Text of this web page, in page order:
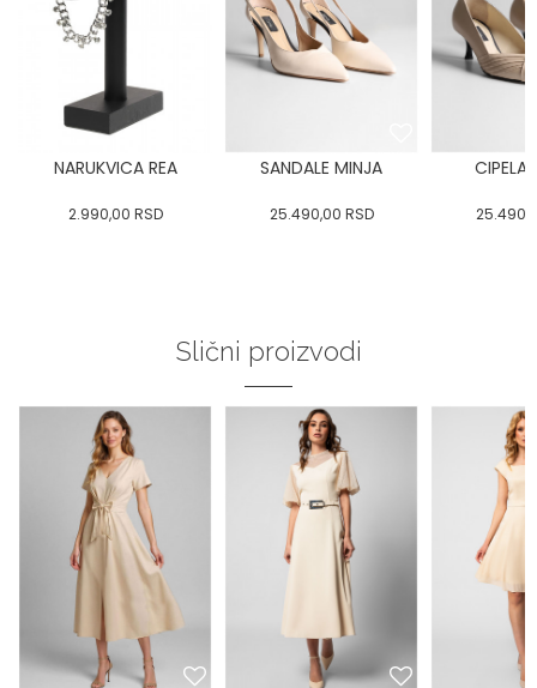
NARUKVICA REA
2.990,00 RSD
SANDALE MINJA
25.490,00 RSD
CIPELA
Slični proizvodi